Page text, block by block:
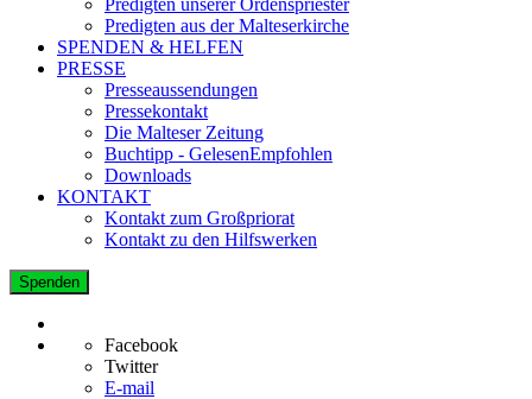
Predigten aus der Malteserkirche
SPENDEN & HELFEN
PRESSE
Presseaussendungen
Pressekontakt
Die Malteser Zeitung
Buchtipp - GelesenEmpfohlen
Downloads
KONTAKT
Kontakt zum Großpriorat
Kontakt zu den Hilfswerken
Spenden
Facebook
Twitter
E-mail